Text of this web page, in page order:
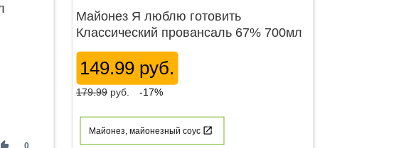
0
Майонез Я люблю готовить
Классический провансаль 67% 700мл
149.99 руб.
179.99 руб. -17%
Майонез, майонезный соус